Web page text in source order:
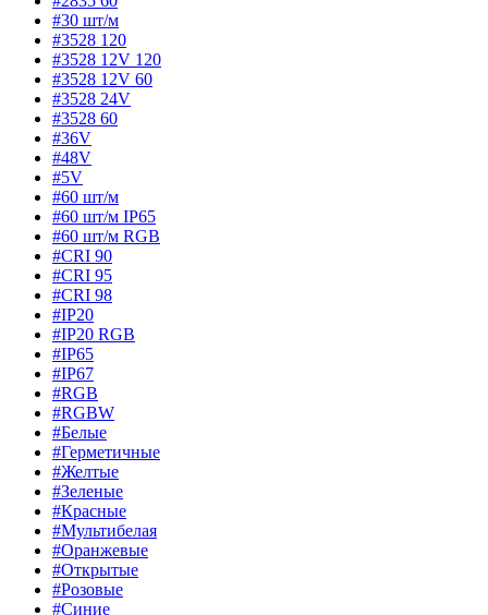
#30 шт/м
#3528 120
#3528 12V 120
#3528 12V 60
#3528 24V
#3528 60
#36V
#48V
#5V
#60 шт/м
#60 шт/м IP65
#60 шт/м RGB
#CRI 90
#CRI 95
#CRI 98
#IP20
#IP20 RGB
#IP65
#IP67
#RGB
#RGBW
#Белые
#Герметичные
#Желтые
#Зеленые
#Красные
#Мультибелая
#Оранжевые
#Открытые
#Розовые
#Синие